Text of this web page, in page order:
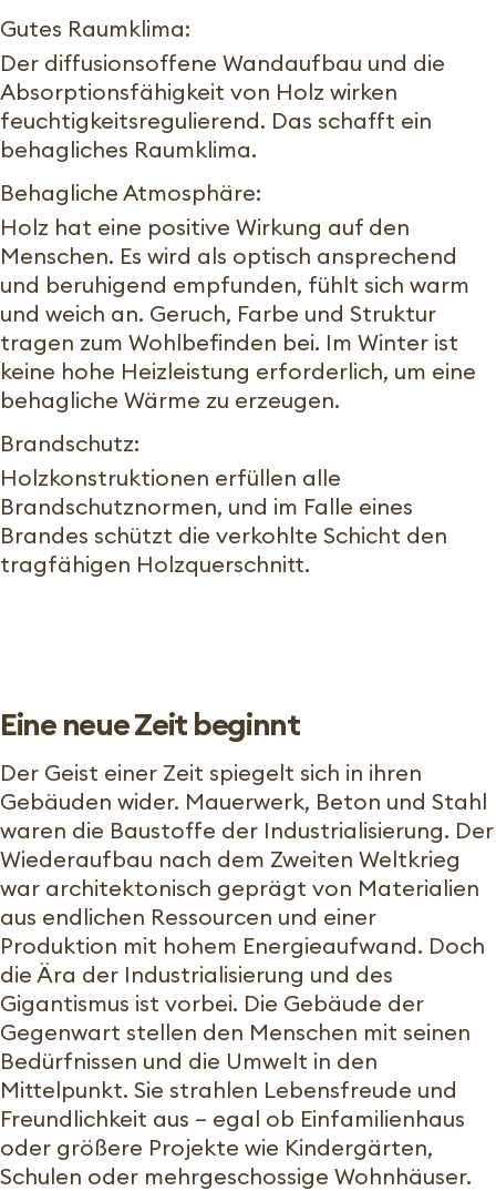
Gutes Raumklima:
Der diffusionsoffene Wandaufbau und die
Absorptionsfähigkeit von Holz wirken
feuchtigkeitsregulierend. Das schafft ein
behagliches Raumklima.
Behagliche Atmosphäre:
Holz hat eine positive Wirkung auf den
Menschen. Es wird als optisch ansprechend
und beruhigend empfunden, fühlt sich warm
und weich an. Geruch, Farbe und Struktur
tragen zum Wohlbefinden bei. Im Winter ist
keine hohe Heizleistung erforderlich, um eine
behagliche Wärme zu erzeugen.
Brandschutz:
Holzkonstruktionen erfüllen alle
Brandschutznormen, und im Falle eines
Brandes schützt die verkohlte Schicht den
tragfähigen Holzquerschnitt.
Eine neue Zeit beginnt
Der Geist einer Zeit spiegelt sich in ihren
Gebäuden wider. Mauerwerk, Beton und Stahl
waren die Baustoffe der Industrialisierung. Der
Wiederaufbau nach dem Zweiten Weltkrieg
war architektonisch geprägt von Materialien
aus endlichen Ressourcen und einer
Produktion mit hohem Energieaufwand. Doch
die Ära der Industrialisierung und des
Gigantismus ist vorbei. Die Gebäude der
Gegenwart stellen den Menschen mit seinen
Bedürfnissen und die Umwelt in den
Mittelpunkt. Sie strahlen Lebensfreude und
Freundlichkeit aus – egal ob Einfamilienhaus
oder größere Projekte wie Kindergärten,
Schulen oder mehrgeschossige Wohnhäuser.